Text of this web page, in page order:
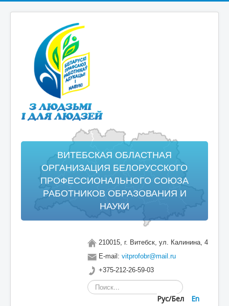
ВИТЕБСКАЯ ОБЛАСТНАЯ
ОРГАНИЗАЦИЯ БЕЛОРУССКОГО
ПРОФЕССИОНАЛЬНОГО СОЮЗА
РАБОТНИКОВ ОБРАЗОВАНИЯ И
НАУКИ
210015, г. Витебск, ул. Калинина, 4
E-mail: vitprofobr@mail.ru
+375-212-26-59-03
Искать...
Рус/Бел En